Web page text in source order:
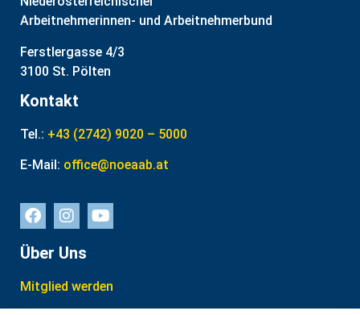
Arbeitnehmerinnen- und Arbeitnehmerbund
Ferstlergasse 4/3
3100 St. Pölten
Kontakt
Tel.: +43 (2742) 9020 – 5000
E-Mail: office@noeaab.at
Über Uns
Mitglied werden